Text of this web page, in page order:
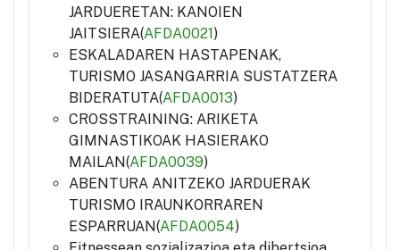
JARDUERETAN: KANOIEN
JAITSIERA(AFDA0021)
ESKALADAREN HASTAPENAK,
TURISMO JASANGARRIA SUSTATZERA
BIDERATUTA(AFDA0013)
CROSSTRAINING: ARIKETA
GIMNASTIKOAK HASIERAKO
MAILAN(AFDA0039)
ABENTURA ANITZEKO JARDUERAK
TURISMO IRAUNKORRAREN
ESPARRUAN(AFDA0054)